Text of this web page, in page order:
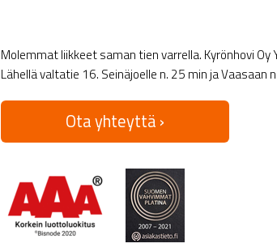
Molemmat liikkeet saman tien varrella. Kyrönhovi
Lähellä valtatie 16. Seinäjoelle n. 25 min ja Vaasaan
Ota yhteyttä ›